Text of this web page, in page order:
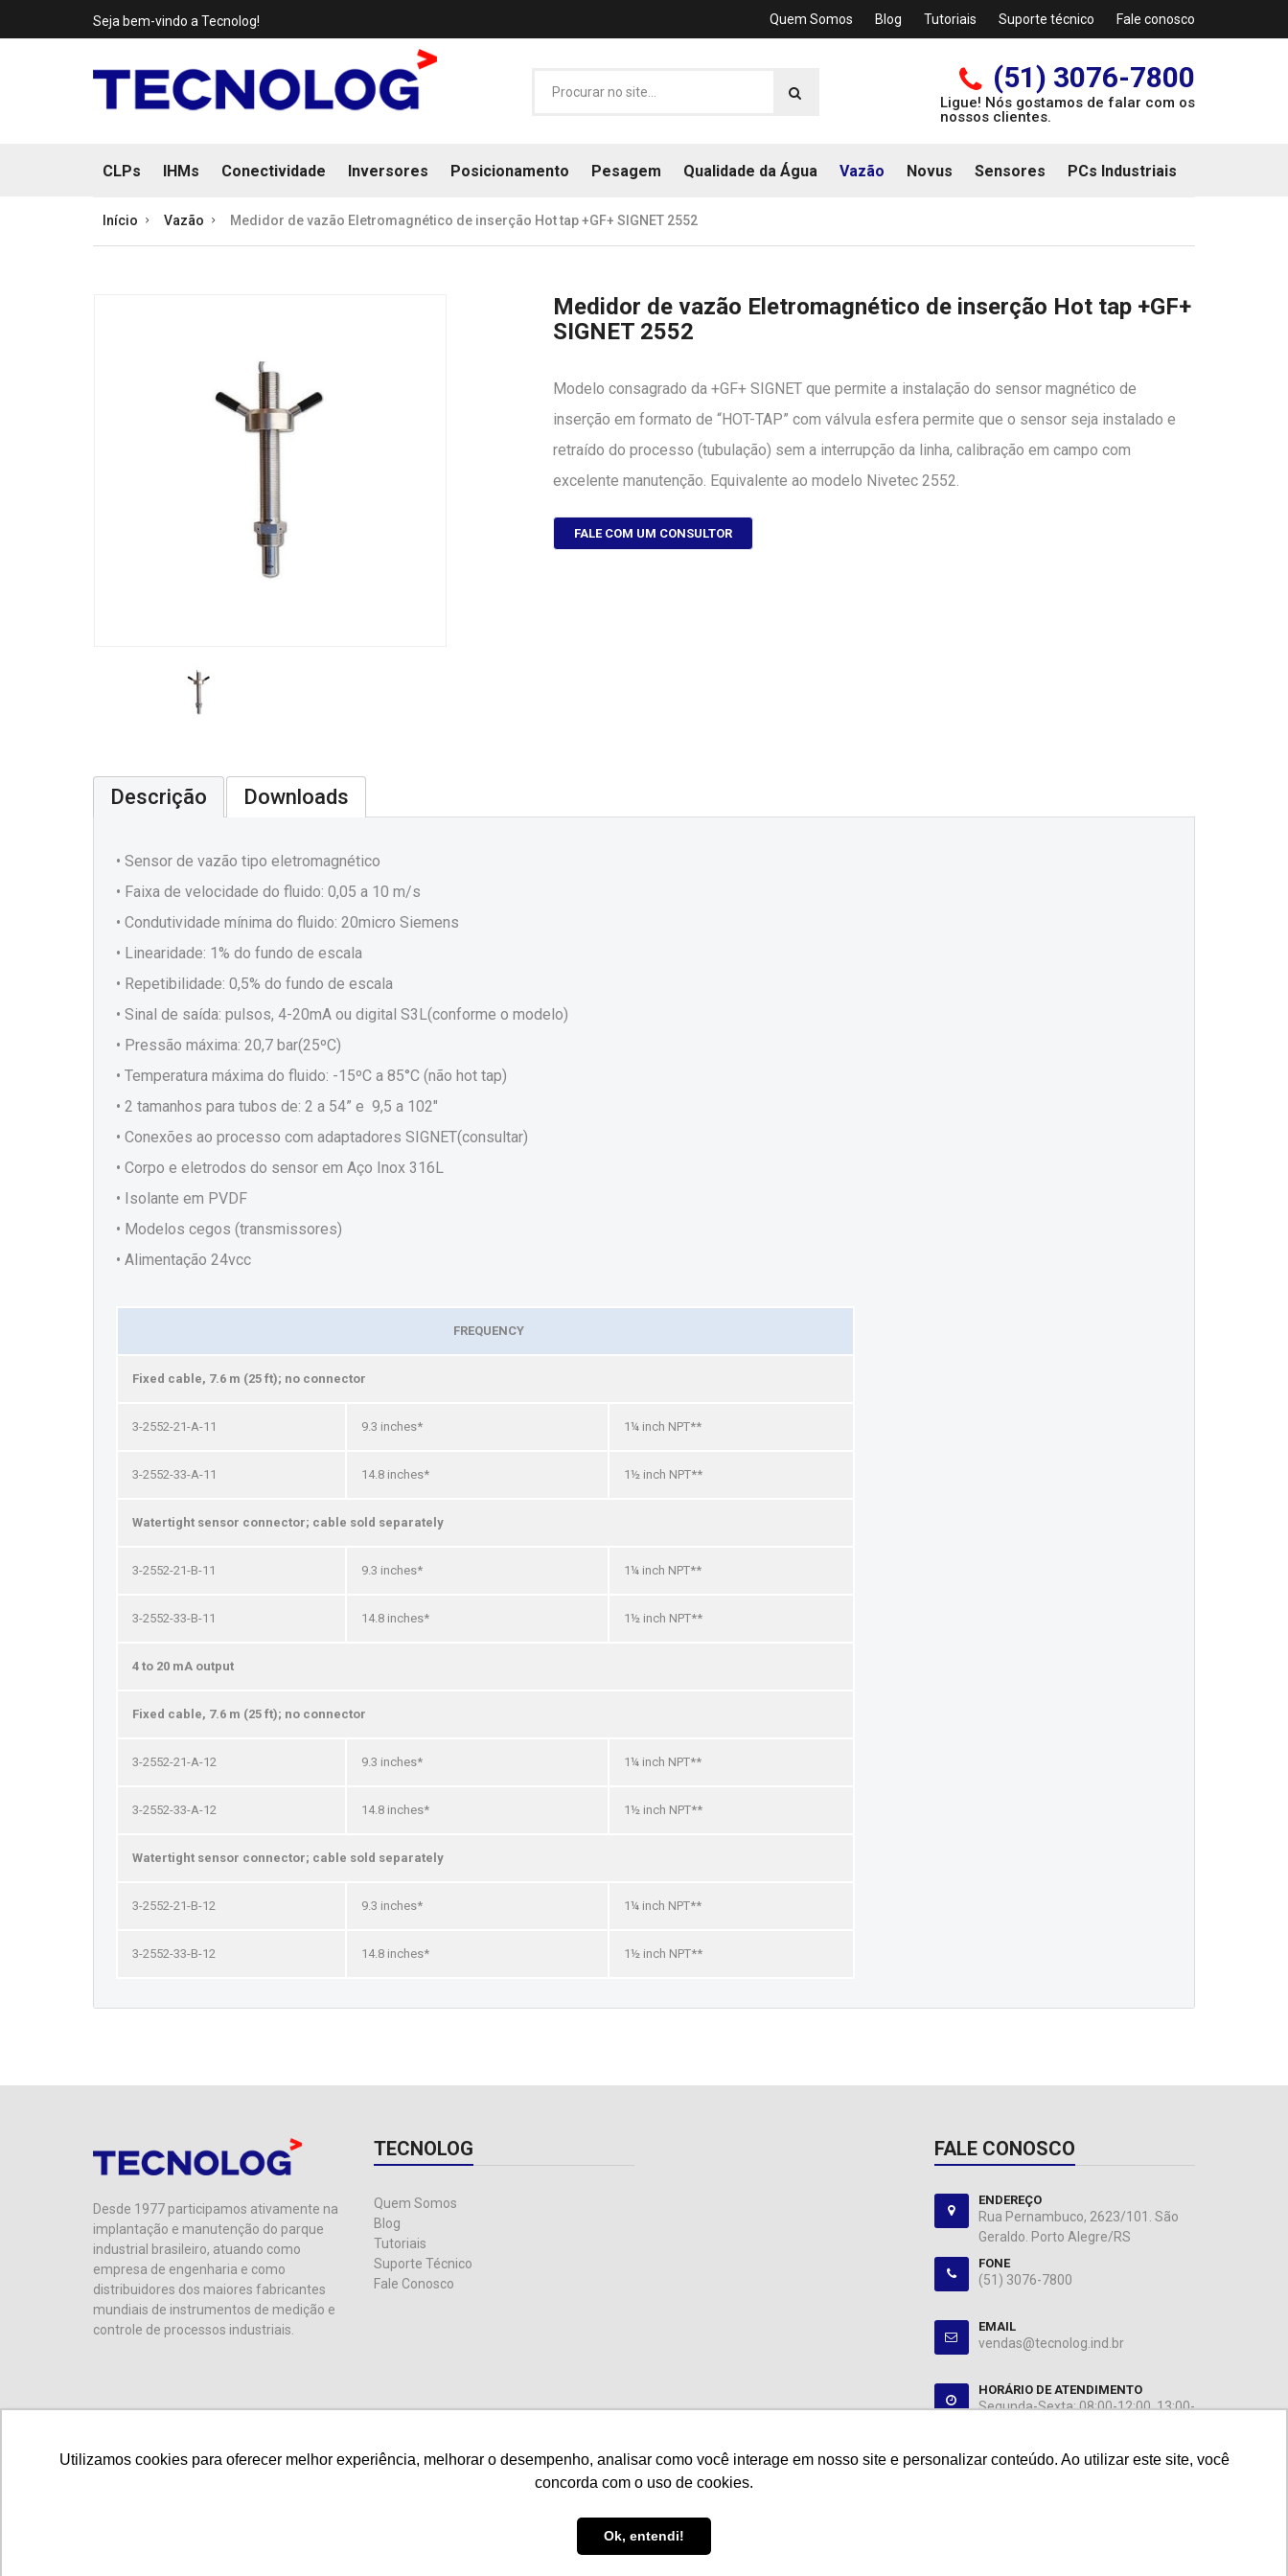
Utilizamos cookies para oferecer melhor experiência, melhorar o desempenho, analisar como você interage em nosso site e personalizar conteúdo. Ao utilizar este site, você
concorda com o uso de cookies.
Ok, entendi!
Utilizamos cookies para oferecer melhor experiência, melhorar o desempenho, analisar como você interage em nosso site e personalizar conteúdo. Ao utilizar este site, você
concorda com o uso de cookies.
Ok, entendi!
Seja bem-vindo a Tecnolog! Quem Somos Blog Tutoriais Suporte técnico Fale conosco
(51) 3076-7800
Ligue! Nós gostamos de falar com os
nossos clientes.
CLPs IHMs Conectividade Inversores Posicionamento Pesagem Qualidade da Água Vazão Novus Sensores PCs Industriais
Início Vazão Medidor de vazão Eletromagnético de inserção Hot tap +GF+ SIGNET 2552
Medidor de vazão Eletromagnético de inserção Hot tap +GF+
SIGNET 2552
Modelo consagrado da +GF+ SIGNET que permite a instalação do sensor magnético de
inserção em formato de “HOT-TAP” com válvula esfera permite que o sensor seja instalado e
retraído do processo (tubulação) sem a interrupção da linha, calibração em campo com
excelente manutenção. Equivalente ao modelo Nivetec 2552.
FALE COM UM CONSULTOR
Descrição Downloads
• Sensor de vazão tipo eletromagnético
• Faixa de velocidade do fluido: 0,05 a 10 m/s
• Condutividade mínima do fluido: 20micro Siemens
• Linearidade: 1% do fundo de escala
• Repetibilidade: 0,5% do fundo de escala
• Sinal de saída: pulsos, 4-20mA ou digital S3L(conforme o modelo)
• Pressão máxima: 20,7 bar(25ºC)
• Temperatura máxima do fluido: -15ºC a 85°C (não hot tap)
• 2 tamanhos para tubos de: 2 a 54” e 9,5 a 102"
• Conexões ao processo com adaptadores SIGNET(consultar)
• Corpo e eletrodos do sensor em Aço Inox 316L
• Isolante em PVDF
• Modelos cegos (transmissores)
• Alimentação 24vcc
FREQUENCY
Fixed cable, 7.6 m (25 ft); no connector
3-2552-21-A-11 9.3 inches* 1¼ inch NPT**
3-2552-33-A-11 14.8 inches* 1½ inch NPT**
Watertight sensor connector; cable sold separately
3-2552-21-B-11 9.3 inches* 1¼ inch NPT**
3-2552-33-B-11 14.8 inches* 1½ inch NPT**
4 to 20 mA output
Fixed cable, 7.6 m (25 ft); no connector
3-2552-21-A-12 9.3 inches* 1¼ inch NPT**
3-2552-33-A-12 14.8 inches* 1½ inch NPT**
Watertight sensor connector; cable sold separately
3-2552-21-B-12 9.3 inches* 1¼ inch NPT**
3-2552-33-B-12 14.8 inches* 1½ inch NPT**
Desde 1977 participamos ativamente na
implantação e manutenção do parque
industrial brasileiro, atuando como
empresa de engenharia e como
distribuidores dos maiores fabricantes
mundiais de instrumentos de medição e
controle de processos industriais.
TECNOLOG
Quem Somos
Blog
Tutoriais
Suporte Técnico
Fale Conosco
FALE CONOSCO
ENDEREÇO
Rua Pernambuco, 2623/101. São
Geraldo. Porto Alegre/RS
FONE
(51) 3076-7800
EMAIL
vendas@tecnolog.ind.br
HORÁRIO DE ATENDIMENTO
Segunda-Sexta: 08:00-12:00, 13:00-